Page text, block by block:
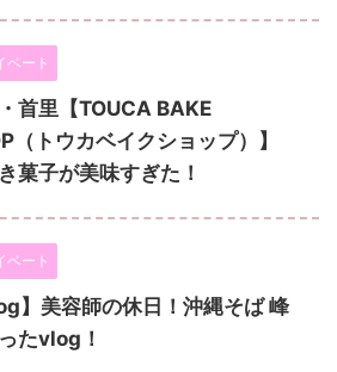
ベート
首里【TOUCA BAKE
（トウカベイクショップ）】
菓子が美味すぎた！
ベート
】美容師の休日！沖縄そば 峰
たvlog！